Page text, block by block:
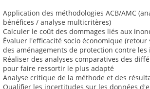
Application des méthodologies ACB/AMC
bénéfices / analyse multicritères)
Calculer le coût des dommages liés aux
Évaluer l'efficacité socio économique
des aménagements de protection contre les
Réaliser des analyses comparatives des
pour faire ressortir le plus adapté
Analyse critique de la méthode et des
Qualifier les incertitudes sur les données